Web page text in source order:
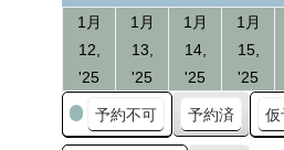
曜
曜
曜
曜
1月
12,
'25 12/01/2025
1月
13,
'25 13/01/2025
1月
14,
'25 14/01/
1月
15,
'25
カ
テ
予約不可 予約済 仮